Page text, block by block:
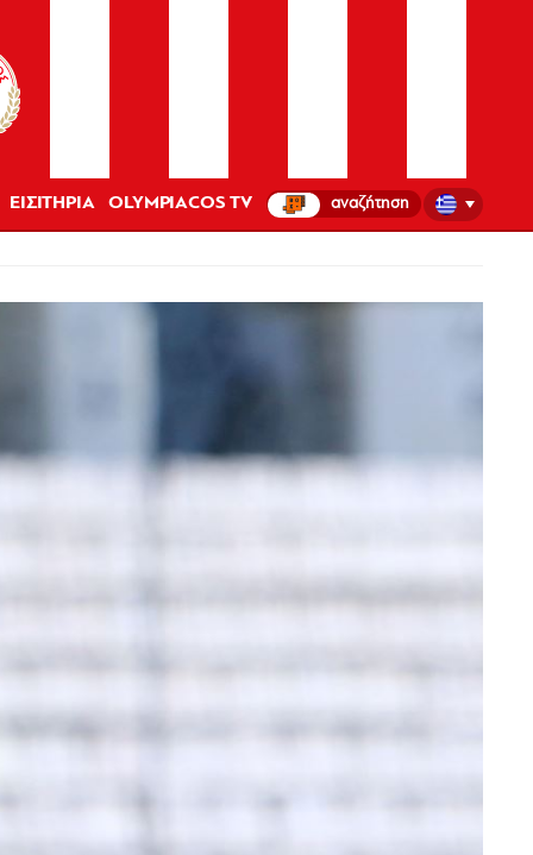
ΕΙΣΙΤΗΡΙΑ OLYMPIACOS TV